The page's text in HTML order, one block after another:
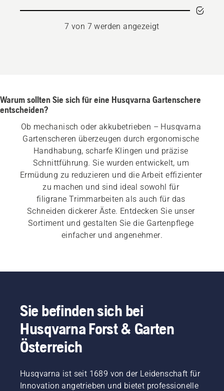
7 von 7 werden angezeigt
Warum sollten Sie sich für eine Husqvarna Gartenschere
entscheiden?
Ob mechanisch oder akkubetrieben – Husqvarna
Gartenscheren überzeugen durch ergonomische
Handhabung, scharfe Klingen und präzise
Schnittführung. Sie wurden entwickelt, um
Ermüdung zu reduzieren und die Arbeit effizienter
zu machen und sind ideal sowohl für
filigrane Trimmarbeiten als auch für das
Schneiden dickerer Äste. Entdecken Sie unser
Sortiment und gestalten Sie die Gartenpflege
einfacher und angenehmer.
Sie befinden sich bei
Husqvarna Forst & Garten
Österreich
Husqvarna ist seit 1689 von der Leidenschaft für
Innovation angetrieben und bietet professionelle